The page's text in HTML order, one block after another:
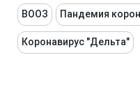
ВООЗ Пандемия
Коронавирус "Дельта"